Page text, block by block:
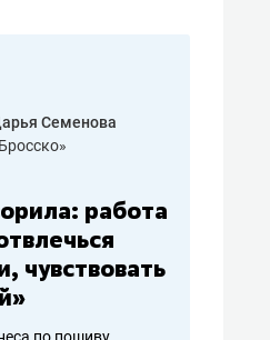
Семенова
работа
чувствовать